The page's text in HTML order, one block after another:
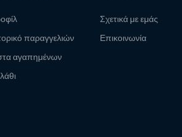
παραγγελιών
αγαπημένων
Σχετικά με εμάς
Επικοινωνία